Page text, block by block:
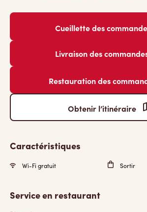
Cueillette des
Livraison des
Restauration des
Obtenir l’itinéraire
Caractéristiques
Wi-Fi gratuit Sortir
Service en restaurant